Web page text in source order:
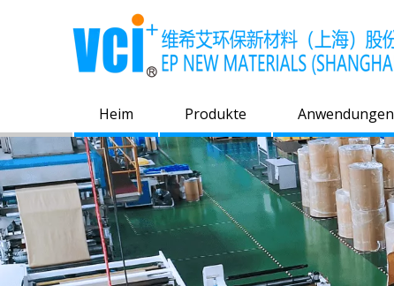
Heim Produkte Anwendungen